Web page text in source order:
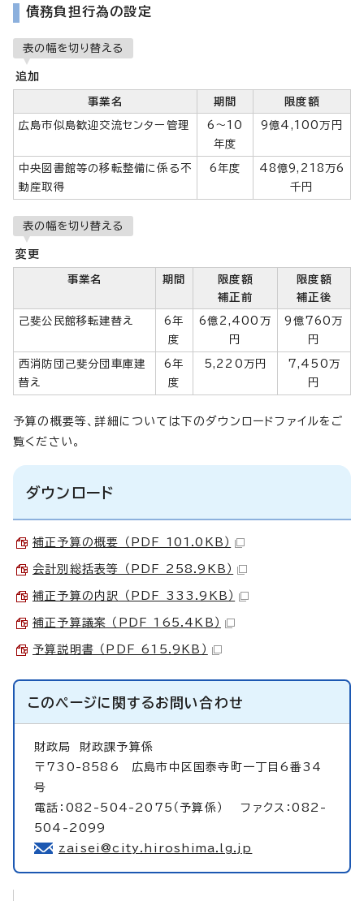
債務負担行為の設定
表の幅を切り替える
追加
事業名 期間 限度額
広島市似島歓迎交流センター管理
6～10
年度
9億4,100万円
中央図書館等の移転整備に係る不
動産取得
6年度
48億9,218万6
千円
表の幅を切り替える
変更
事業名 期間
限度額
補正前
限度額
補正後
己斐公民館移転建替え
6年
度
6億2,400万
円
9億760万
円
西消防団己斐分団車庫建
替え
6年
度
5,220万円
7,450万
円
予算の概要等、詳細については下のダウンロードファイルをご
覧ください。
ダウンロード
補正予算の概要 （PDF 101.0KB）
会計別総括表等 （PDF 258.9KB）
補正予算の内訳 （PDF 333.9KB）
補正予算議案 （PDF 165.4KB）
予算説明書 （PDF 615.9KB）
このページに関するお問い合わせ
財政局
財政課予算係
〒730-8586 広島市中区国泰寺町一丁目6番34
号
電話：082-504-2075（予算係） ファクス：082-
504-2099
zaisei@city.hiroshima.lg.jp